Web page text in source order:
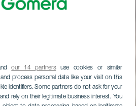
our 14 partnersuse cookies or similar
process personal data like your visit on this
identifiers. Some partners do not ask for your
rely on their legitimate business interest. You